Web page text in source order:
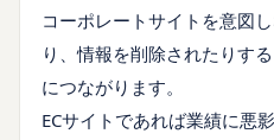
コーポレートサイトを意図
り、情報を削除されたりす
につながります。
ECサイトであれば業績に悪